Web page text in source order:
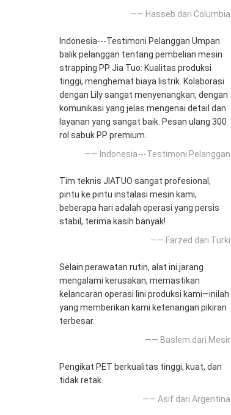
—— Hasseb dari Columbia
Indonesia---Testimoni Pelanggan Umpan
balik pelanggan tentang pembelian mesin
strapping PP Jia Tuo: Kualitas produksi
tinggi, menghemat biaya listrik. Kolaborasi
dengan Lily sangat menyenangkan, dengan
komunikasi yang jelas mengenai detail dan
layanan yang sangat baik. Pesan ulang 300
rol sabuk PP premium.
—— Indonesia---Testimoni Pelanggan
Tim teknis JIATUO sangat profesional,
pintu ke pintu instalasi mesin kami,
beberapa hari adalah operasi yang persis
stabil, terima kasih banyak!
—— Farzed dari Turki
Selain perawatan rutin, alat ini jarang
mengalami kerusakan, memastikan
kelancaran operasi lini produksi kami—inilah
yang memberikan kami ketenangan pikiran
terbesar.
—— Baslem dari Mesir
Pengikat PET berkualitas tinggi, kuat, dan
tidak retak.
—— Asif dari Argentina